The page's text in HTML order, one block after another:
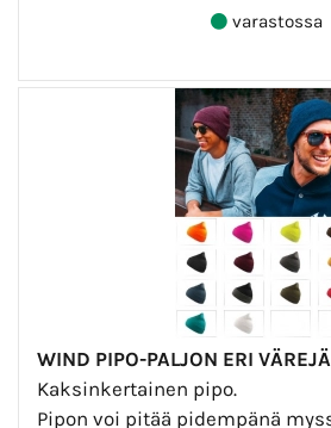
varastossa
WIND PIPO-PALJON ERI
Kaksinkertainen pipo.
Pipon voi pitää pidempänä